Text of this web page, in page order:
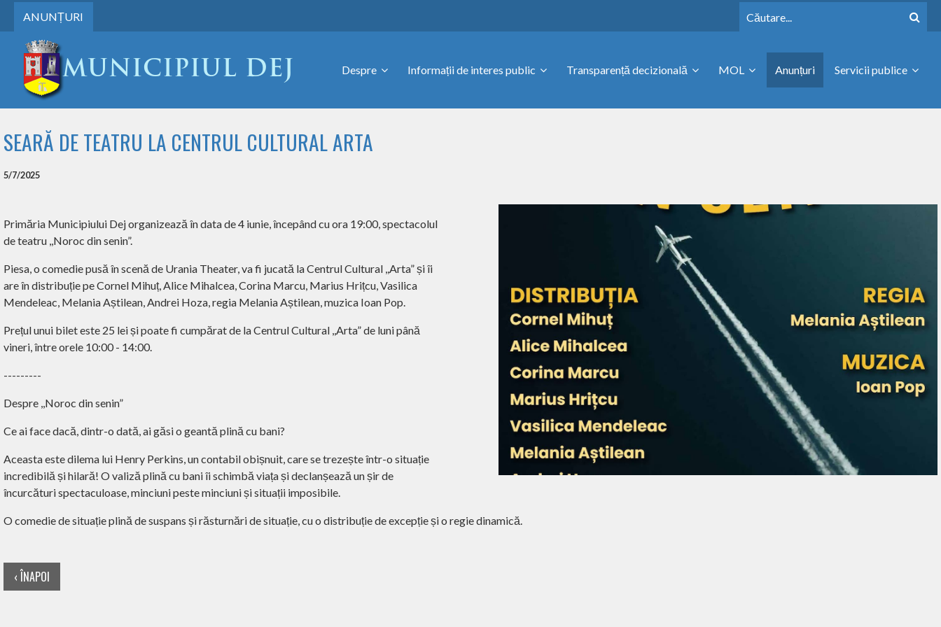
ANUNȚURI
Despre Informații de interes public Transparență decizională MOL Anunțuri Servicii publice
SEARĂ DE TEATRU LA CENTRUL CULTURAL ARTA
5/7/2025
Primăria Municipiului Dej organizează în data de 4 iunie, începând cu ora 19:00, spectacolul
de teatru ,,Noroc din senin”.
Piesa, o comedie pusă în scenă de Urania Theater, va fi jucată la Centrul Cultural ,,Arta” și îi
are în distribuție pe Cornel Mihuț, Alice Mihalcea, Corina Marcu, Marius Hrițcu, Vasilica
Mendeleac, Melania Aștilean, Andrei Hoza, regia Melania Aștilean, muzica Ioan Pop.
Prețul unui bilet este 25 lei și poate fi cumpărat de la Centrul Cultural ,,Arta” de luni până
vineri, între orele 10:00 - 14:00.
---------
Despre ,,Noroc din senin”
Ce ai face dacă, dintr-o dată, ai găsi o geantă plină cu bani?
Aceasta este dilema lui Henry Perkins, un contabil obișnuit, care se trezește într-o situație
incredibilă și hilară! O valiză plină cu bani îi schimbă viața și declanșează un șir de
încurcături spectaculoase, minciuni peste minciuni și situații imposibile.
O comedie de situație plină de suspans și răsturnări de situație, cu o distribuție de excepție și o regie dinamică.
‹ ÎNAPOI